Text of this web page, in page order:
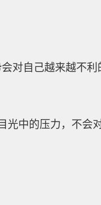
自己越来越不利
中的压力，不会